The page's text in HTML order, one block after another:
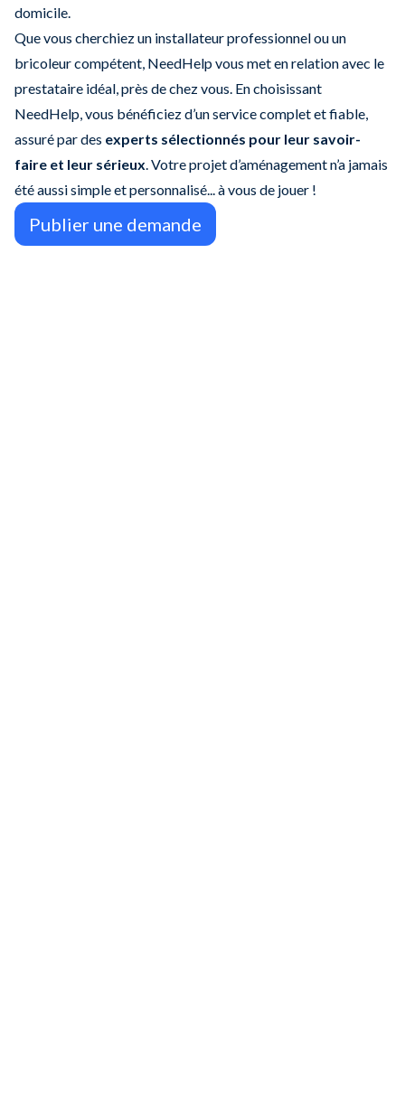
domicile.
Que vous cherchiez un installateur professionnel ou un
bricoleur compétent, NeedHelp vous met en relation avec le
prestataire idéal, près de chez vous. En choisissant
NeedHelp, vous bénéficiez d’un service complet et fiable,
assuré par des experts sélectionnés pour leur savoir-
faire et leur sérieux . Votre projet d’aménagement n’a jamais
été aussi simple et personnalisé... à vous de jouer !
Publier une demande